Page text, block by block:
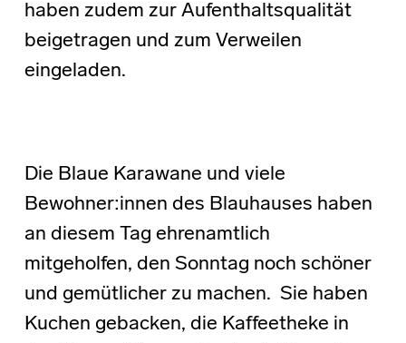
haben zudem zur Aufenthaltsqualität
beigetragen und zum Verweilen
eingeladen.
Die Blaue Karawane und viele
Bewohner:innen des Blauhauses haben
an diesem Tag ehrenamtlich
mitgeholfen, den Sonntag noch schöner
und gemütlicher zu machen. Sie haben
Kuchen gebacken, die Kaffeetheke in